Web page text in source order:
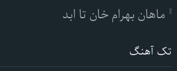
ماهان بهرام خان تا ابد
تک آهنگ